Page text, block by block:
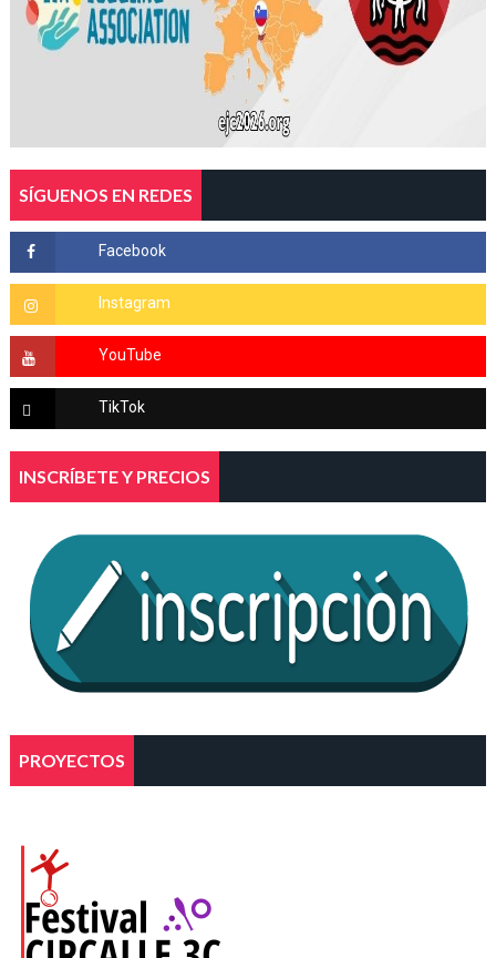
SÍGUENOS EN REDES
INSCRÍBETE Y PRECIOS
PROYECTOS